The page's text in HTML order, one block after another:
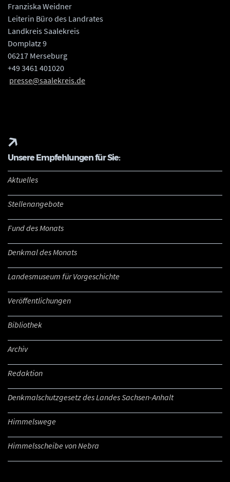
Franziska Weidner
Leiterin Büro des Landrates
Landkreis Saalekreis
Domplatz 9
06217 Merseburg
+49 3461 401020
presse@saalekreis.de
Unsere Empfehlungen für Sie:
Aktuelles
Stellenangebote
Fund des Monats
Denkmal des Monats
Landesmuseum für Vorgeschichte
Veröffentlichungen
Bibliothek
Archiv
Redaktion
Denkmalschutzgesetz des Landes Sachsen-Anhalt
Himmelswege
Himmelsscheibe von Nebra